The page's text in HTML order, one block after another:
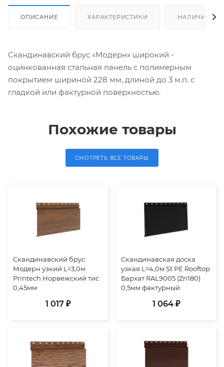
ОПИСАНИЕ ХАРАКТЕРИСТИКИ НАЛИЧИЕ
Скандинавский брус «Модерн» широкий -
оцинкованная стальная панель с полимерным
покрытием шириной 228 мм, длиной до 3 м.п. с
гладкой или фактурной поверхностью.
Похожие товары
СМОТРЕТЬ ВСЕ ТОВАРЫ
Скандинавский брус
Модерн узкий L=3,0м
Printech Норвежский тис
0,45мм
1 017 ₽
Скандинавская доска
узкая L=4,0м St PE Rooftop
Бархат RAL9005 (Zn180)
0,5мм фактурный
1 064 ₽